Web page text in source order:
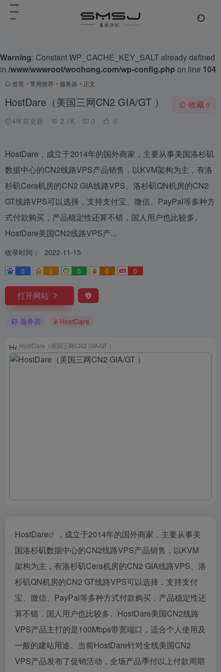
Warning: Constant WP_CACHE_KEY_SALT already defined
in /www/wwwroot/woohong.com/wp-config.php on line 104
首页 • 常用推荐 • 服务器 • 正文
HostDare（美国三网CN2 GIA/GT ）
4年前更新 2.1K 0 0
收藏 0
HostDare，成立于2014年的国外商家，主要从事美国洛杉矶
数据中心的CN2线路VPS产品销售，以KVM架构为主，有洛
杉矶Cera机房的CN2 GIA线路VPS、洛杉矶QN机房的CN2
GT线路VPS可以选择，支持支付宝、微信、PayPal等多种方
式付款购买，产品稳定性还算不错，国人用户也比较多。
HostDare美国CN2线路VPS产...
收录时间：
2022-11-15
0
0 0 0 0
打开网站
服务器 # HostDare
HostDare（美国三网CN2 GIA/GT ）
HostDare
，成立于2014年的国外商家，主要从事美
国洛杉矶数据中心的CN2线路VPS产品销售，以KVM
架构为主，有洛杉矶Cera机房的CN2 GIA线路VPS、洛
杉矶QN机房的CN2 GT线路VPS可以选择，支持支付
宝、微信、PayPal等多种方式付款购买，产品稳定性还
算不错，国人用户也比较多。HostDare美国CN2线路
VPS产品主打的是100Mbps带宽端口，适合个人使用及
一般的建站用途。当前HostDare针对全线美国CN2
VPS产品发布了促销活动，全场产品季付以上付款周期